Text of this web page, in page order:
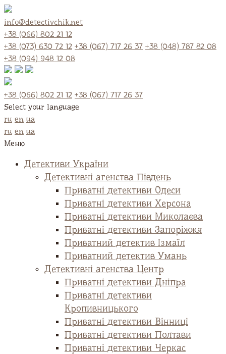
info@detectivchik.net
+38 (066) 802 21 12
+38 (073) 630 72 12 +38 (067) 717 26 37 +38 (048) 787 82 08
+38 (094) 948 12 08
+38 (066) 802 21 12 +38 (067) 717 26 37
Select your language
ru en ua
ru en ua
Меню
Детективи України
Детективні агенства Південь
Приватні детективи Одеси
Приватні детективи Херсона
Приватні детективи Миколаєва
Приватні детективи Запоріжжя
Приватний детектив Ізмаїл
Приватний детектив Умань
Детективні агенства Центр
Приватні детективи Дніпра
Приватні детективи
Кропивницького
Приватні детективи Вінниці
Приватні детективи Полтави
Приватні детективи Черкас